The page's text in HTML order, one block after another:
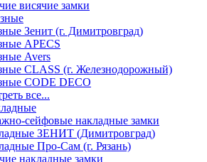
висячие замки
Зенит (г. Димитровград)
APECS
Avers
CLASS (г. Железнодорожный)
CODE DECO
все...
сейфовые накладные замки
ЗЕНИТ (Димитровград)
Про-Сам (г. Рязань)
накладные замки